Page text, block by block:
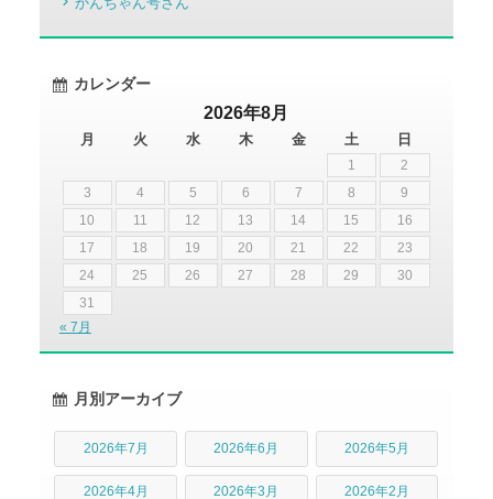
カレンダー
2026年8月
月 火 水 木 金 土 日
1
2
3
4 5 6 7 8
9
10
11 12 13 14 15
16
17
18 19 20 21 22
23
24
25 26 27 28 29
30
31
« 7月
月別アーカイブ
2026年7月 2026年6月 2026年5月
2026年4月 2026年3月 2026年2月